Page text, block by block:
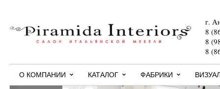
г.
8
8
8
О КОМПАНИИ КАТАЛОГ ФАБРИКИ